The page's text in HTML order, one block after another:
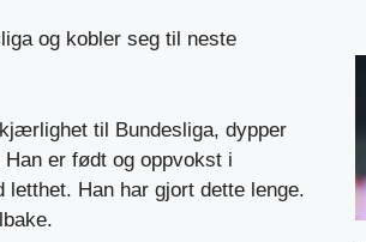
og kobler seg til neste
til Bundesliga, dypper
er født og oppvokst i
letthet. Han har gjort dette lenge.